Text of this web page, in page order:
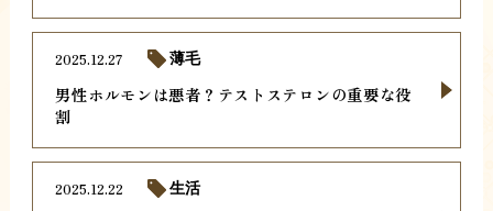
男性ホルモンは悪者？テストステロンの重要な役
割
2025.12.27 薄毛
2025.12.22 生活